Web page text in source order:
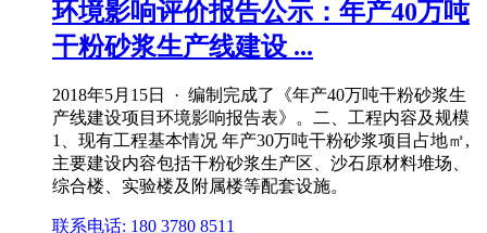
环境影响评价报告公示：年产40万吨
干粉砂浆生产线建设 ...
2018年5月15日 · 编制完成了《年产40万吨干粉砂浆生
产线建设项目环境影响报告表》。二、工程内容及规模
1、现有工程基本情况 年产30万吨干粉砂浆项目占地㎡,
主要建设内容包括干粉砂浆生产区、沙石原材料堆场、
综合楼、实验楼及附属楼等配套设施。
联系电话: 180 3780 8511